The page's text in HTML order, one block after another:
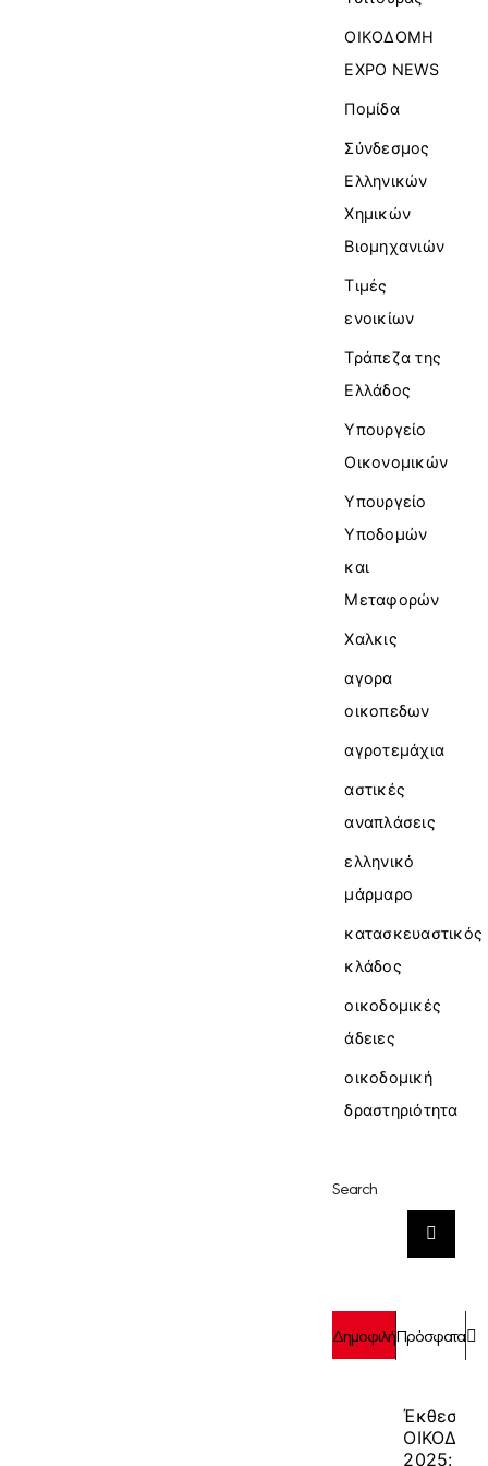
ΟΙΚΟΔΟΜΗ
EXPO NEWS
Πομίδα
Σύνδεσμος
Ελληνικών
Χημικών
Βιομηχανιών
Τιμές
ενοικίων
Τράπεζα της
Ελλάδος
Υπουργείο
Οικονομικών
Υπουργείο
Υποδομών
και
Μεταφορών
Χαλκις
αγορα
οικοπεδων
αγροτεμάχια
αστικές
αναπλάσεις
ελληνικό
μάρμαρο
κατασκευαστικός
κλάδος
οικοδομικές
άδειες
οικοδομική
δραστηριότητα
Search
Αναζήτηση
ΔημοφιλήΠρόσφατα
Έκθεση
2025: 9-